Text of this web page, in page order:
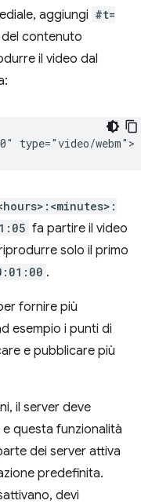
aggiungi #t=
del contenuto
il video dal
fa partire il video
solo il primo
.
fornire più
esempio i punti di
e pubblicare più
il server deve
questa funzionalità
dei server attiva
predefinita.
devi